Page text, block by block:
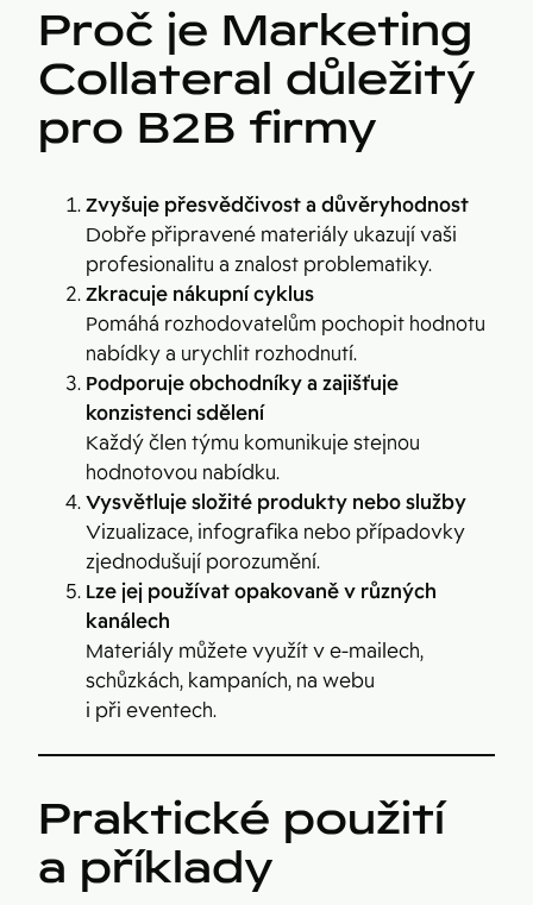
Proč je Marketing
Collateral důležitý
pro B2B firmy
Zvyšuje přesvědčivost a důvěryhodnost
Dobře připravené materiály ukazují vaši
profesionalitu a znalost problematiky.
Zkracuje nákupní cyklus
Pomáhá rozhodovatelům pochopit hodnotu
nabídky a urychlit rozhodnutí.
Podporuje obchodníky a zajišťuje
konzistenci sdělení
Každý člen týmu komunikuje stejnou
hodnotovou nabídku.
Vysvětluje složité produkty nebo služby
Vizualizace, infografika nebo případovky
zjednodušují porozumění.
Lze jej používat opakovaně v různých
kanálech
Materiály můžete využít v e-mailech,
schůzkách, kampaních, na webu
i při eventech.
Praktické použití
a příklady